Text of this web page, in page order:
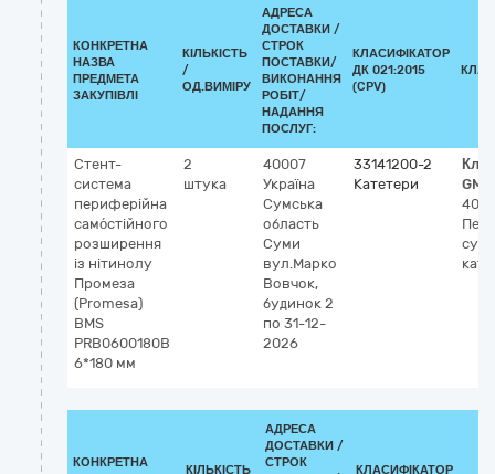
КОНКРЕТНА
НАЗВА
ПРЕДМЕТА
ЗАКУПІВЛІ
КІЛЬКІСТЬ
/
ОД.ВИМІРУ
АДРЕСА
ДОСТАВКИ /
СТРОК
ПОСТАВКИ/
ВИКОНАННЯ
РОБІТ/
НАДАННЯ
ПОСЛУГ:
КЛАСИФІКАТОР
ДК 021:2015
(CPV)
Стент-
система
периферійна
само́стійного
розширення
із нітинолу
Промеза
(Promesa)
BMS
PRB0600180B
6*180 мм
2
штука
40007
Україна
Сумська
область
Суми
вул.Марко
Вовчок,
будинок 2
по 31-12-
2026
33141200-2
Катетери
КОНКРЕТНА
КІЛЬКІСТЬ
АДРЕСА
ДОСТАВКИ /
СТРОК
КЛАСИФІКАТОР